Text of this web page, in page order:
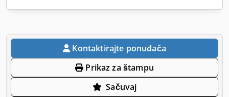
Kontaktirajte ponuđača
Prikaz za štampu
Sačuvaj